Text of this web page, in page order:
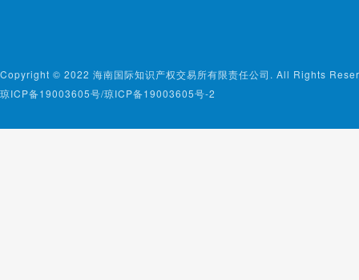
Copyright © 2022 海南国际知识产权交易所有限责任公司. All Rights
琼ICP备19003605号/琼ICP备19003605号-2